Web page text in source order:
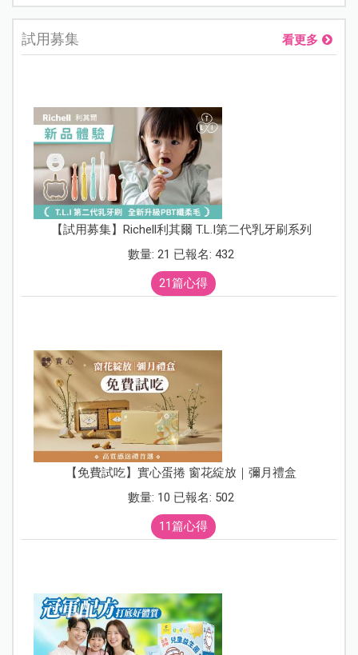
試用募集 看更多
【試用募集】Richell利其爾 T.L.I第二代乳牙刷系列
數量: 21 已報名: 432
21篇心得
【免費試吃】實心蛋捲 窗花綻放｜彌月禮盒
數量: 10 已報名: 502
11篇心得